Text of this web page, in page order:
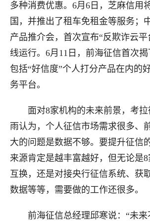
多种消费优惠。6月6日，芝麻信用
国，并推出了租车免租金等服务；
产品推介会，首次宣布“反欺诈云平
线运行。6月11日，前海征信首次
包括“好信度”个人打分产品在内的
务平台。
面对8家机构的未来前景，考拉
雨认为，个人征信市场需求很多、
大的问题是数据不够。要提升征信
来源肯定是越丰富越好，但无论是
互换，还是对接央行征信系统、获
数据等等，需要做的工作还很多。
前海征信总经理邱寒说：“未来